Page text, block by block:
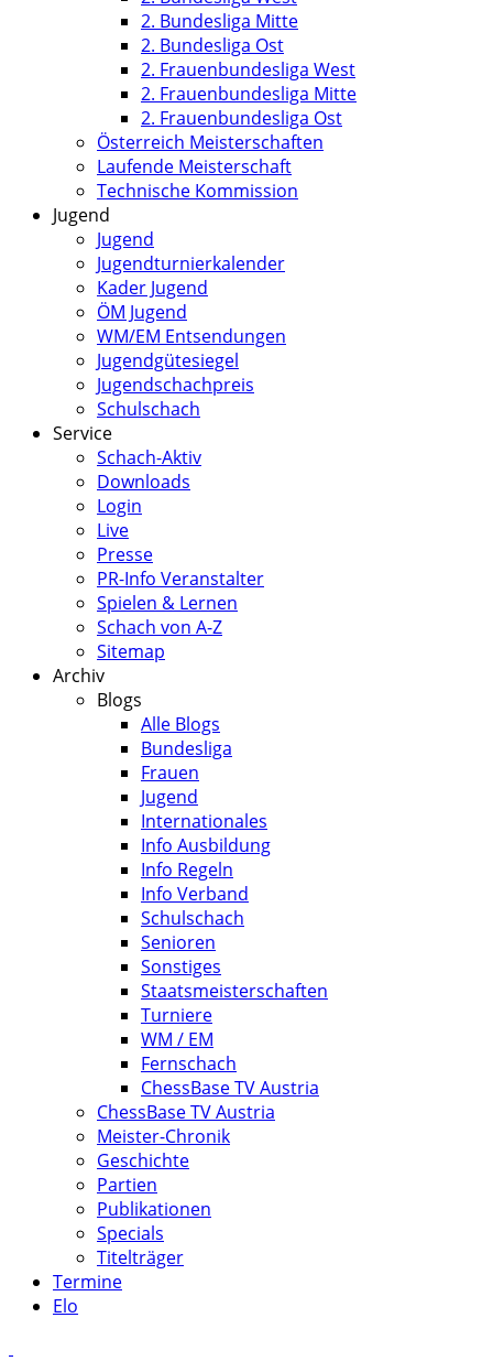
2. Bundesliga Mitte
2. Bundesliga Ost
2. Frauenbundesliga West
2. Frauenbundesliga Mitte
2. Frauenbundesliga Ost
Österreich Meisterschaften
Laufende Meisterschaft
Technische Kommission
Jugend
Jugend
Jugendturnierkalender
Kader Jugend
ÖM Jugend
WM/EM Entsendungen
Jugendgütesiegel
Jugendschachpreis
Schulschach
Service
Schach-Aktiv
Downloads
Login
Live
Presse
PR-Info Veranstalter
Spielen & Lernen
Schach von A-Z
Sitemap
Archiv
Blogs
Alle Blogs
Bundesliga
Frauen
Jugend
Internationales
Info Ausbildung
Info Regeln
Info Verband
Schulschach
Senioren
Sonstiges
Staatsmeisterschaften
Turniere
WM / EM
Fernschach
ChessBase TV Austria
ChessBase TV Austria
Meister-Chronik
Geschichte
Partien
Publikationen
Specials
Titelträger
Termine
Elo